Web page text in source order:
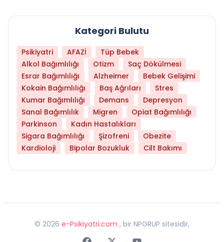
Kategori Bulutu
Psikiyatri AFAZİ
Tüp Bebek
Alkol Bağımlılığı
Otizm
Saç Dökülmesi
Esrar Bağımlılığı
Alzheimer
Bebek Gelişimi
Kokain Bağımlılığı
Baş Ağrıları
Stres
Kumar Bağımlılığı
Demans
Depresyon
Sanal Bağımlılık
Migren
Opiat Bağımlılığı
Parkinson
Kadın Hastalıkları
Sigara Bağımlılığı
Şizofreni
Obezite
Kardioloji
Bipolar Bozukluk Cilt Bakımı
© 2026 e-Psikiyatri.com , bir NPGRUP sitesidir,